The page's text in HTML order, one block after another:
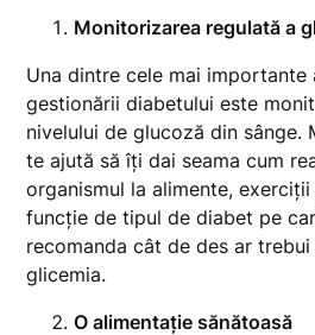
Monitorizarea regulată a
Una dintre cele mai importante
gestionării diabetului este
nivelului de glucoză din sânge.
te ajută să îți dai seama cum
organismul la alimente,
funcție de tipul de diabet pe
recomanda cât de des ar
glicemia.
O alimentație sănătoasă